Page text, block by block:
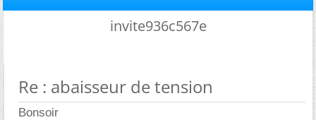
invite936c567e
Re : abaisseur de tension
Bonsoir